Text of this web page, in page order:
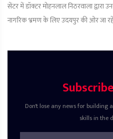
सेंटर में डॉक्टर मोहनलाल निठरवाला द्वारा
नागरिक भ्रमण के लिए उदयपुर की ओर जा
Don't lose any news for
skills in the